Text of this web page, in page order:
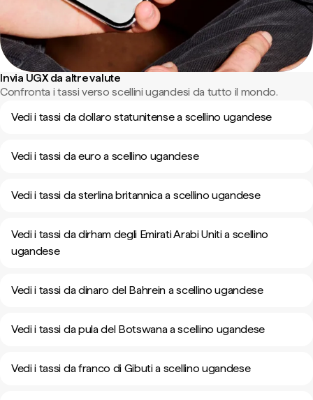
Invia UGX da altre valute
Confronta i tassi verso scellini ugandesi da tutto il mondo.
Vedi i tassi da dollaro statunitense a scellino ugandese
Vedi i tassi da euro a scellino ugandese
Vedi i tassi da sterlina britannica a scellino ugandese
Vedi i tassi da dirham degli Emirati Arabi Uniti a scellino
ugandese
Vedi i tassi da dinaro del Bahrein a scellino ugandese
Vedi i tassi da pula del Botswana a scellino ugandese
Vedi i tassi da franco di Gibuti a scellino ugandese